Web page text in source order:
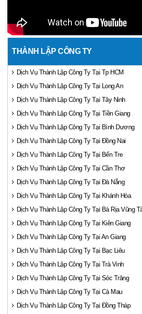
THÀNH LẬP CÔNG TY
Dịch Vụ Thành Lập Công Ty Tại Tp HCM
Dịch Vụ Thành Lập Công Ty Tại Long An
Dịch Vụ Thành Lập Công Ty Tại Tây Ninh
Dịch Vụ Thành Lập Công Ty Tại Tiền Giang
Dịch Vụ Thành Lập Công Ty Tại Bình Dương
Dịch Vụ Thành Lập Công Ty Tại Đồng Nai
Dịch Vụ Thành Lập Công Ty Tại Bến Tre
Dịch Vụ Thành Lập Công Ty Tại Cần Thơ
Dịch Vụ Thành Lập Công Ty Tại Đà Nẵng
Dịch Vụ Thành Lập Công Ty Tại Khánh Hòa
Dịch Vụ Thành Lập Công Ty Tại Bà Rịa Vũng
Dịch Vụ Thành Lập Công Ty Tại Kiên Giang
Dịch Vụ Thành Lập Công Ty Tại An Giang
Dịch Vụ Thành Lập Công Ty Tại Bạc Liêu
Dịch Vụ Thành Lập Công Ty Tại Trà Vinh
Dịch Vụ Thành Lập Công Ty Tại Sóc Trăng
Dịch Vụ Thành Lập Công Ty Tại Cà Mau
Dịch Vụ Thành Lập Công Ty Tại Đồng Tháp